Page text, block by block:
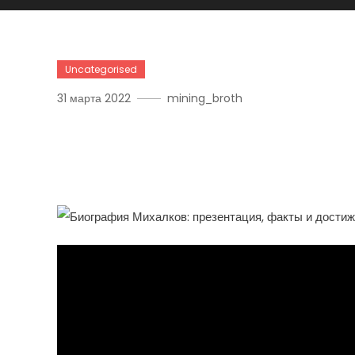
Uncategorised
31 марта 2022 mining_broth